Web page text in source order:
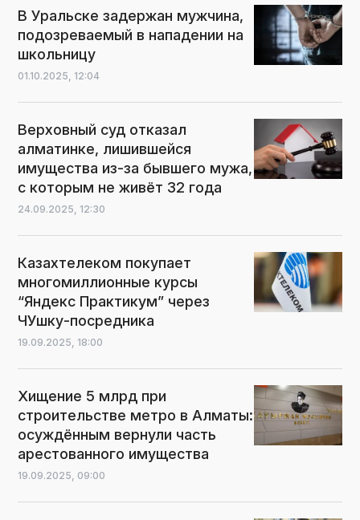
В Уральске задержан мужчина,
подозреваемый в нападении на
школьницу
01.10.2025, 12:04
Верховный суд отказал
алматинке, лишившейся
имущества из-за бывшего мужа,
с которым не живёт 32 года
24.09.2025, 12:30
Казахтелеком покупает
многомиллионные курсы
“Яндекс Практикум” через
ЧУшку-посредника
19.09.2025, 18:00
Хищение 5 млрд при
строительстве метро в Алматы:
осуждённым вернули часть
арестованного имущества
19.09.2025, 09:00